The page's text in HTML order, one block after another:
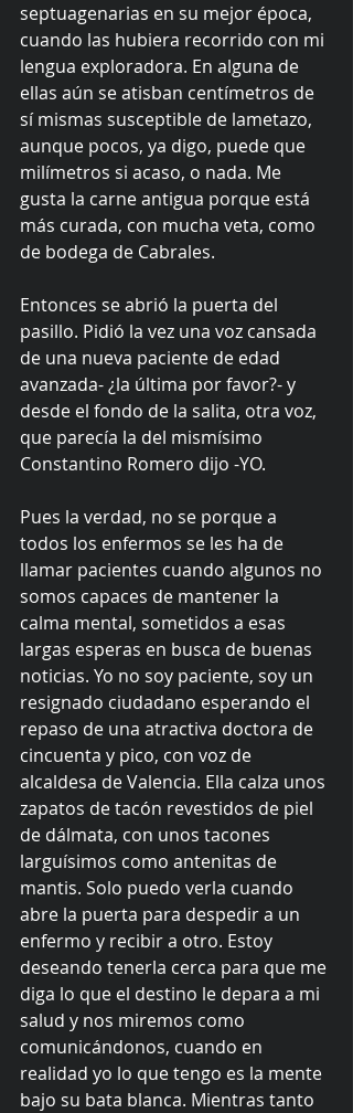
septuagenarias en su mejor época,
cuando las hubiera recorrido con mi
lengua exploradora. En alguna de
ellas aún se atisban centímetros de
sí mismas susceptible de lametazo,
aunque pocos, ya digo, puede que
milímetros si acaso, o nada. Me
gusta la carne antigua porque está
más curada, con mucha veta, como
de bodega de Cabrales.
Entonces se abrió la puerta del
pasillo. Pidió la vez una voz cansada
de una nueva paciente de edad
avanzada- ¿la última por favor?- y
desde el fondo de la salita, otra voz,
que parecía la del mismísimo
Constantino Romero dijo -YO.
Pues la verdad, no se porque a
todos los enfermos se les ha de
llamar pacientes cuando algunos no
somos capaces de mantener la
calma mental, sometidos a esas
largas esperas en busca de buenas
noticias. Yo no soy paciente, soy un
resignado ciudadano esperando el
repaso de una atractiva doctora de
cincuenta y pico, con voz de
alcaldesa de Valencia. Ella calza unos
zapatos de tacón revestidos de piel
de dálmata, con unos tacones
larguísimos como antenitas de
mantis. Solo puedo verla cuando
abre la puerta para despedir a un
enfermo y recibir a otro. Estoy
deseando tenerla cerca para que me
diga lo que el destino le depara a mi
salud y nos miremos como
comunicándonos, cuando en
realidad yo lo que tengo es la mente
bajo su bata blanca. Mientras tanto